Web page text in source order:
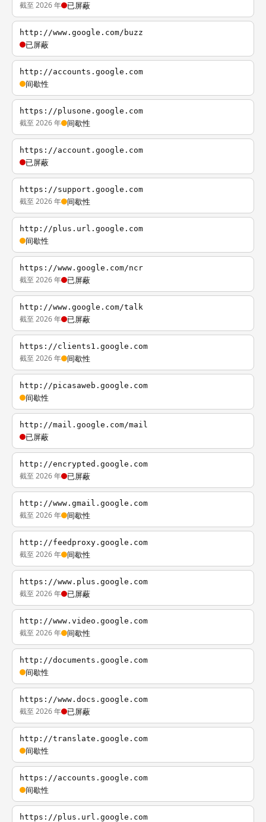
截至 2026 年 已屏蔽
http://www.google.com/buzz
已屏蔽
http://accounts.google.com
间歇性
https://plusone.google.com
截至 2026 年 间歇性
https://account.google.com
已屏蔽
https://support.google.com
截至 2026 年 间歇性
http://plus.url.google.com
间歇性
https://www.google.com/ncr
截至 2026 年 已屏蔽
http://www.google.com/talk
截至 2026 年 已屏蔽
https://clients1.google.com
截至 2026 年 间歇性
http://picasaweb.google.com
间歇性
http://mail.google.com/mail
已屏蔽
http://encrypted.google.com
截至 2026 年 已屏蔽
http://www.gmail.google.com
截至 2026 年 间歇性
http://feedproxy.google.com
截至 2026 年 间歇性
https://www.plus.google.com
截至 2026 年 已屏蔽
http://www.video.google.com
截至 2026 年 间歇性
http://documents.google.com
间歇性
https://www.docs.google.com
截至 2026 年 已屏蔽
http://translate.google.com
间歇性
https://accounts.google.com
间歇性
https://plus.url.google.com